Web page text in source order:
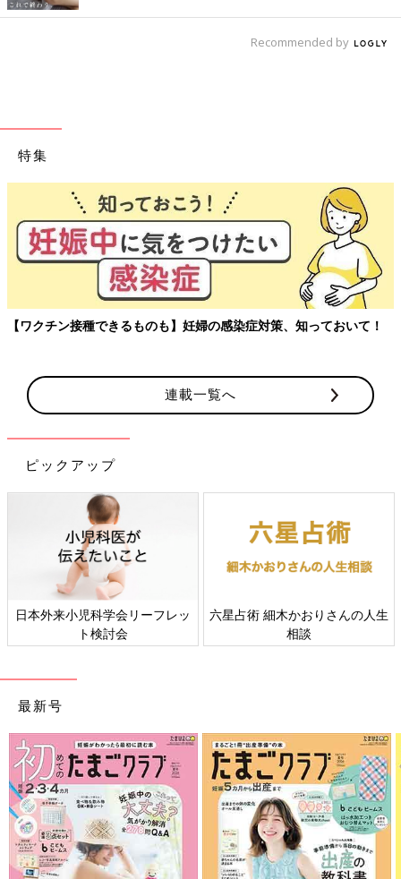
Recommended by
特集
【ワクチン接種できるものも】妊婦の感染症対策、知っておいて！
連載一覧へ
ピックアップ
日本外来小児科学会リーフレッ
ト検討会
六星占術 細木かおりさんの人生
相談
最新号